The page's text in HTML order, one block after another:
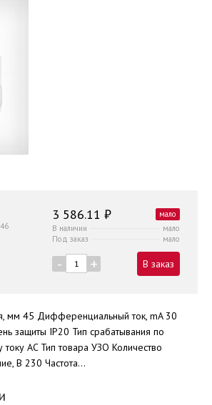
мм 45 Дифференциальный ток, mA 30
защиты IP20 Тип срабатывания по
AC Тип товара УЗО Количество
В 230 Частота...
3 586.11 ₽
мало
В наличии
мало
Под заказ
мало
- + В заказ